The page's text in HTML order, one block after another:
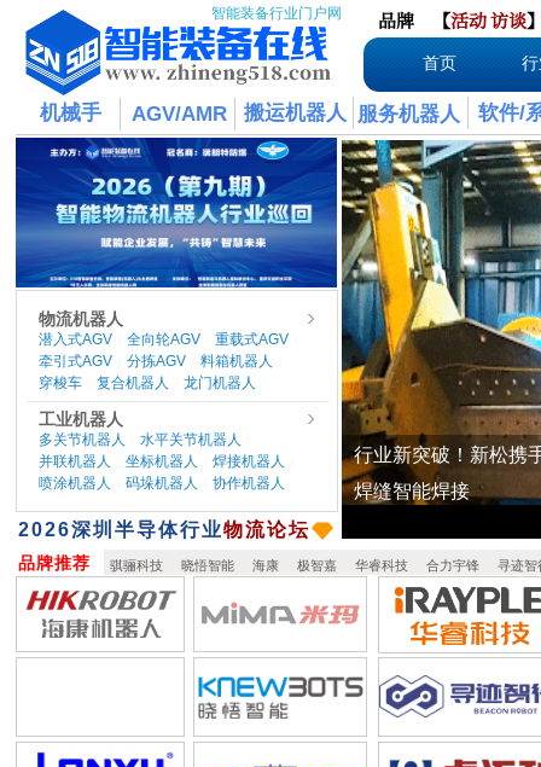
智能装备行业门户网 品牌 【活动访谈
首页
机械手 软件/
搬运机器人 服务机器人
AGV/AMR
物流机器人
潜入式AGV 全向轮AGV 重载式AGV
牵引式AGV 分拣AGV 料箱机器人
穿梭车 复合机器人 龙门机器人
工业机器人
多关节机器人 水平关节机器人
并联机器人 坐标机器人 焊接机器人
喷涂机器人 码垛机器人 协作机器人
​2026深圳半导体行业物流论坛
骐骊科技 晓悟智能 海康 极智嘉 华睿科技 合力宇锋 寻迹智
品牌推荐